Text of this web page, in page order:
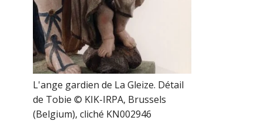
L'ange gardien de La Gleize. Détail
de Tobie © KIK-IRPA, Brussels
(Belgium), cliché KN002946